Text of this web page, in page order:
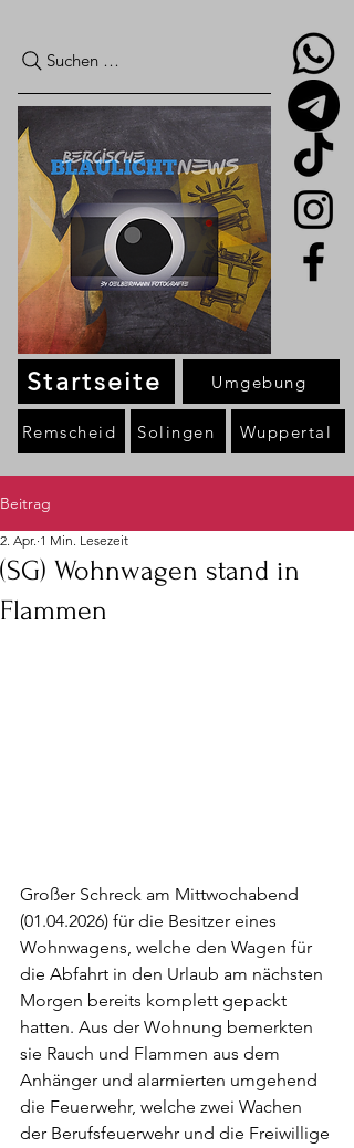
Suchen …
Startseite
Remscheid Solingen Wuppertal
Umgebung
Beitrag
(SG) Wohnwagen stand in
Flammen
2. Apr. 1 Min. Lesezeit
Großer Schreck am Mittwochabend
(01.04.2026) für die Besitzer eines
Wohnwagens, welche den Wagen für
die Abfahrt in den Urlaub am nächsten
Morgen bereits komplett gepackt
hatten. Aus der Wohnung bemerkten
sie Rauch und Flammen aus dem
Anhänger und alarmierten umgehend
die Feuerwehr, welche zwei Wachen
der Berufsfeuerwehr und die Freiwillige